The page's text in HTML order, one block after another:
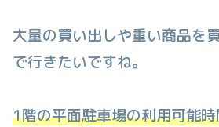
大量の買い出しや重い商品を
で行きたいですね。
1階の平面駐車場の利用可能